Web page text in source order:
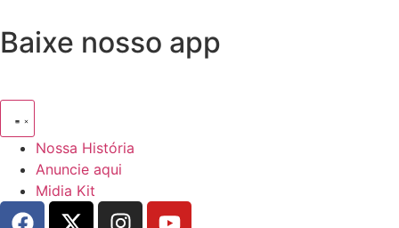
Baixe nosso app
Nossa História
Anuncie aqui
Midia Kit